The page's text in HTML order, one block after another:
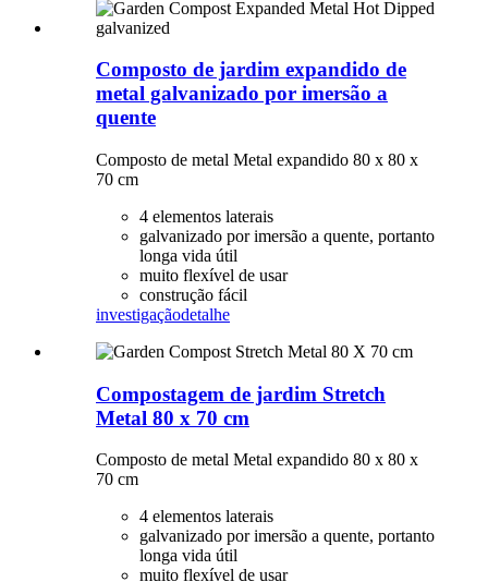
Composto de jardim expandido de
metal galvanizado por imersão a
quente
Composto de metal Metal expandido 80 x 80 x
70 cm
4 elementos laterais
galvanizado por imersão a quente, portanto
longa vida útil
muito flexível de usar
construção fácil
investigaçãodetalhe
Compostagem de jardim Stretch
Metal 80 x 70 cm
Composto de metal Metal expandido 80 x 80 x
70 cm
4 elementos laterais
galvanizado por imersão a quente, portanto
longa vida útil
muito flexível de usar